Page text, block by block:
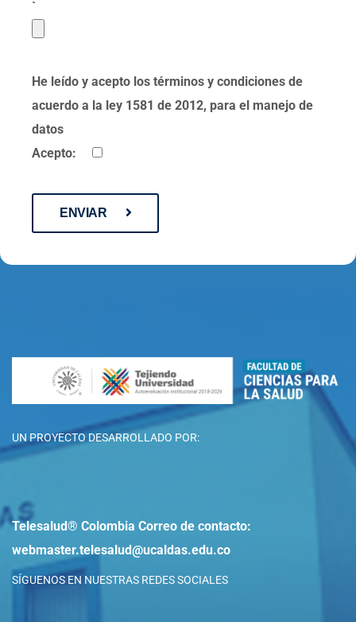
`
He leído y acepto los términos y condiciones de
acuerdo a la ley 1581 de 2012, para el manejo de
datos
Acepto:
ENVIAR
UN PROYECTO DESARROLLADO POR:
Telesalud® Colombia Correo de contacto:
webmaster.telesalud@ucaldas.edu.co
SÍGUENOS EN NUESTRAS REDES SOCIALES